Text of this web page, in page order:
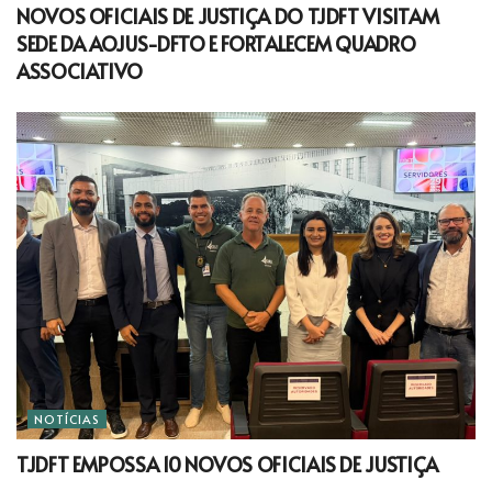
NOVOS OFICIAIS DE JUSTIÇA DO TJDFT VISITAM
SEDE DA AOJUS-DFTO E FORTALECEM QUADRO
ASSOCIATIVO
NOTÍCIAS
TJDFT EMPOSSA 10 NOVOS OFICIAIS DE JUSTIÇA